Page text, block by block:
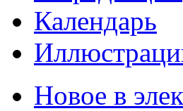
Календарь
Новое в